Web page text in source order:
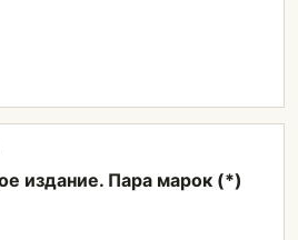
издание. Пара марок (*)